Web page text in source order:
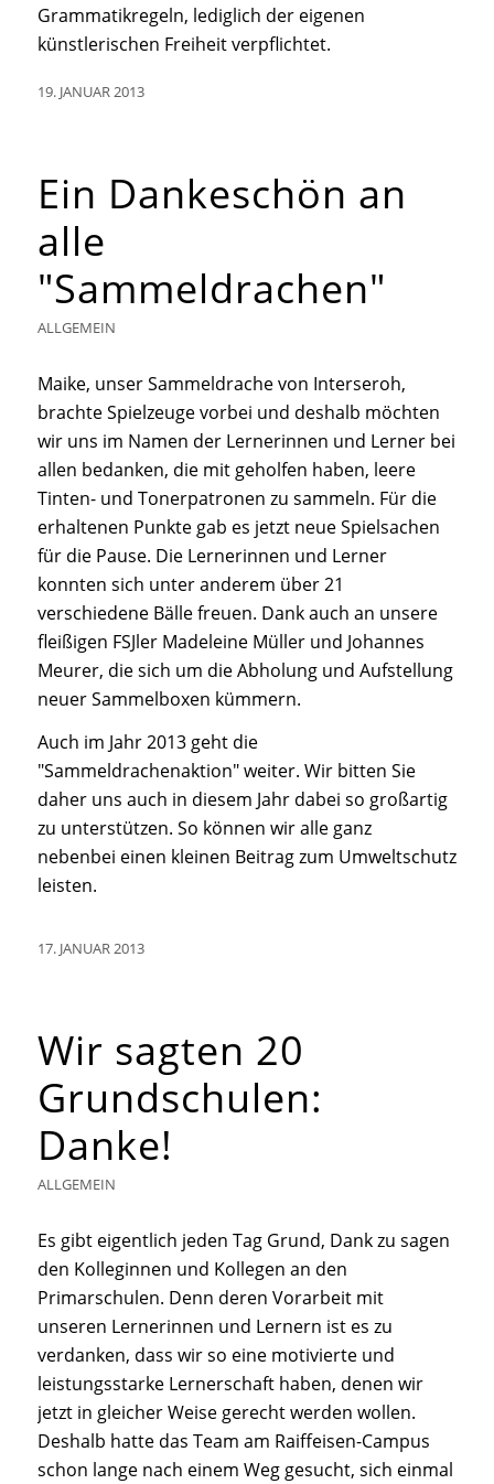
Grammatikregeln, lediglich der eigenen
künstlerischen Freiheit verpflichtet.
19. JANUAR 2013
Ein Dankeschön an
alle
"Sammeldrachen"
ALLGEMEIN
Maike, unser Sammeldrache von Interseroh,
brachte Spielzeuge vorbei und deshalb möchten
wir uns im Namen der Lernerinnen und Lerner bei
allen bedanken, die mit geholfen haben, leere
Tinten- und Tonerpatronen zu sammeln. Für die
erhaltenen Punkte gab es jetzt neue Spielsachen
für die Pause. Die Lernerinnen und Lerner
konnten sich unter anderem über 21
verschiedene Bälle freuen. Dank auch an unsere
fleißigen FSJler Madeleine Müller und Johannes
Meurer, die sich um die Abholung und Aufstellung
neuer Sammelboxen kümmern.
Auch im Jahr 2013 geht die
"Sammeldrachenaktion" weiter. Wir bitten Sie
daher uns auch in diesem Jahr dabei so großartig
zu unterstützen. So können wir alle ganz
nebenbei einen kleinen Beitrag zum Umweltschutz
leisten.
17. JANUAR 2013
Wir sagten 20
Grundschulen:
Danke!
ALLGEMEIN
Es gibt eigentlich jeden Tag Grund, Dank zu sagen
den Kolleginnen und Kollegen an den
Primarschulen. Denn deren Vorarbeit mit
unseren Lernerinnen und Lernern ist es zu
verdanken, dass wir so eine motivierte und
leistungsstarke Lernerschaft haben, denen wir
jetzt in gleicher Weise gerecht werden wollen.
Deshalb hatte das Team am Raiffeisen-Campus
schon lange nach einem Weg gesucht, sich einmal